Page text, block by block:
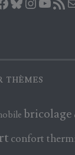
THÈMES
bricolage
confort